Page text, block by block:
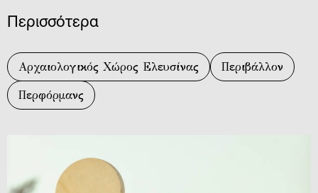
Περισσότερα
Αρχαιολογικός Χώρος Ελευσίνας Περιβάλλον
Περφόρμανς